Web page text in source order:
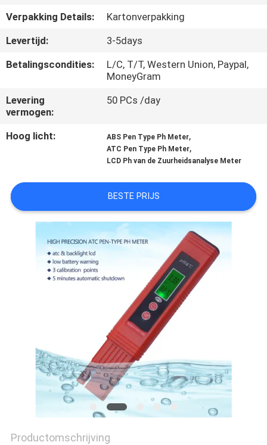
CONTACTEER
ONS
ALLE
GEVALLEN
PRIVACY
Verpakking Details:
Kartonverpakking
Levertijd:
3-5days
Betalingscondities:
L/C, T/T, Western Union, Paypal,
MoneyGram
Levering
vermogen:
50 PCs /day
Hoog licht: ABS Pen Type Ph Meter,
ATC Pen Type Ph Meter,
LCD Ph van de Zuurheidsanalyse Meter
BESTE PRIJS
Productomschrijving